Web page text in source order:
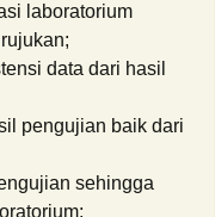
laboratorium
data dari hasil
pengujian baik dari
sehingga